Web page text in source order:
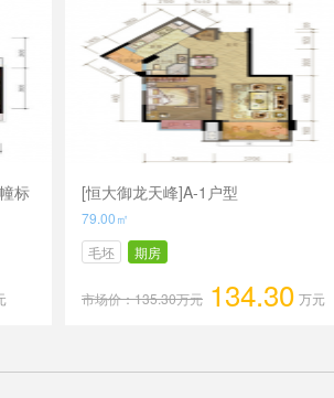
标
[恒大御龙天峰]A-1户型
79.00㎡
毛坯
期房
市场价：135.30万元 134.30 万元